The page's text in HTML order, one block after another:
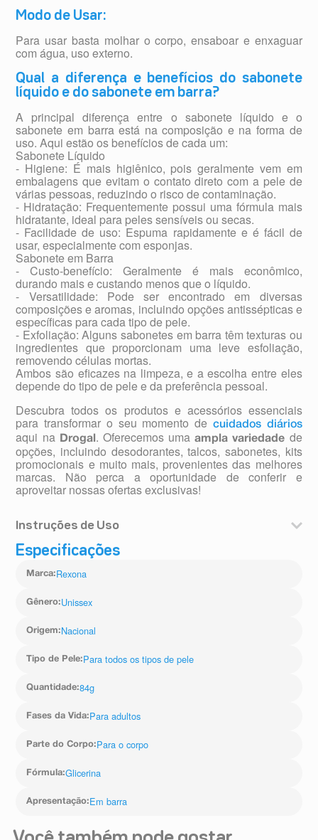
Modo de Usar:
Para usar basta molhar o corpo, ensaboar e enxaguar
com água, uso externo.
Qual a diferença e benefícios do sabonete
líquido e do sabonete em barra?
A principal diferença entre o sabonete líquido e o
sabonete em barra está na composição e na forma de
uso. Aqui estão os benefícios de cada um:
Sabonete Líquido
- Higiene: É mais higiênico, pois geralmente vem em
embalagens que evitam o contato direto com a pele de
várias pessoas, reduzindo o risco de contaminação.
- Hidratação: Frequentemente possui uma fórmula mais
hidratante, ideal para peles sensíveis ou secas.
- Facilidade de uso: Espuma rapidamente e é fácil de
usar, especialmente com esponjas.
Sabonete em Barra
- Custo-benefício: Geralmente é mais econômico,
durando mais e custando menos que o líquido.
- Versatilidade: Pode ser encontrado em diversas
composições e aromas, incluindo opções antissépticas e
específicas para cada tipo de pele.
- Exfoliação: Alguns sabonetes em barra têm texturas ou
ingredientes que proporcionam uma leve esfoliação,
removendo células mortas.
Ambos são eficazes na limpeza, e a escolha entre eles
depende do tipo de pele e da preferência pessoal.
Descubra todos os produtos e acessórios essenciais
para transformar o seu momento de cuidados diários
aqui na Drogal . Oferecemos umaampla variedade de
opções, incluindo desodorantes, talcos, sabonetes, kits
promocionais e muito mais, provenientes das melhores
marcas. Não perca a oportunidade de conferir e
aproveitar nossas ofertas exclusivas!
Instruções de Uso
Para usar basta molhar o corpo, ensaboar e enxaguar
com água, uso externo.
Especificações
Marca:Rexona
Gênero:Unissex
Origem:Nacional
Tipo de Pele:Para todos os tipos de pele
Quantidade:84g
Fases da Vida:Para adultos
Parte do Corpo:Para o corpo
Fórmula:Glicerina
Apresentação:Em barra